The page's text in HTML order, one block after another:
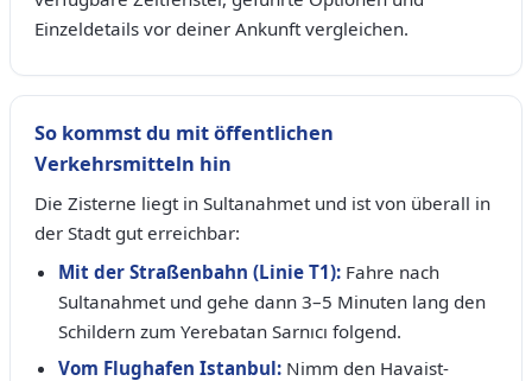
Einzeldetails vor deiner Ankunft vergleichen.
So kommst du mit öffentlichen
Verkehrsmitteln hin
Die Zisterne liegt in Sultanahmet und ist von überall in
der Stadt gut erreichbar:
Mit der Straßenbahn (Linie T1): Fahre nach
Sultanahmet und gehe dann 3–5 Minuten lang den
Schildern zum Yerebatan Sarnıcı folgend.
Vom Flughafen Istanbul: Nimm den Havaist-